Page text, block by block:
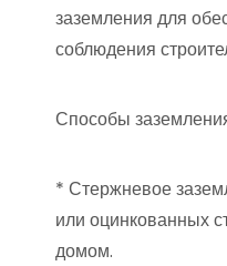
заземления для
соблюдения
Способы
* Стержневое
или оцинкованных
домом.